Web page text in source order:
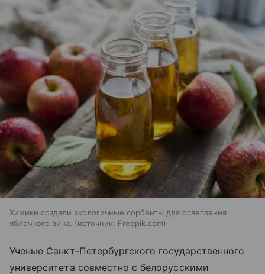
Химики создали экологичные сорбенты для осветления
яблочного вина.
источник: Freepik.com
Ученые Санкт-Петербургского государственного
университета совместно с белорусскими